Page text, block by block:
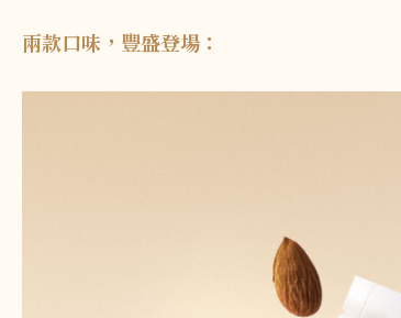
兩款口味，豐盛登場：